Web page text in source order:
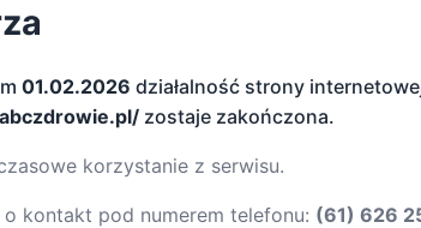
01.02.2026 działalność strony
zostaje zakończona.
korzystanie z serwisu.
kontakt pod numerem telefonu: (61) 626